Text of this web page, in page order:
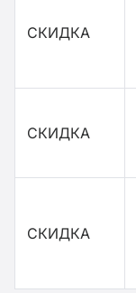
СКИДКА
СКИДКА
СКИДКА